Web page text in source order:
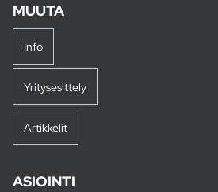
MUUTA
Info
Yritysesittely
Artikkelit
ASIOINTI